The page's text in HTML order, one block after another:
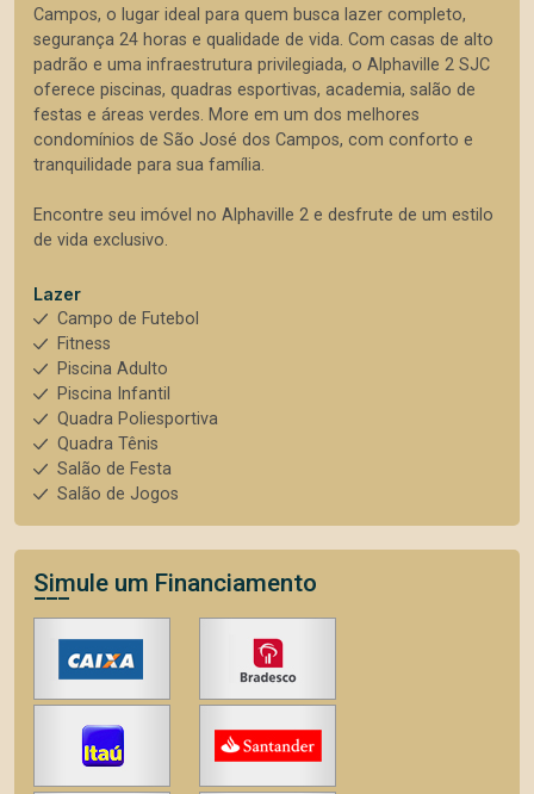
Campos, o lugar ideal para quem busca lazer completo,
segurança 24 horas e qualidade de vida. Com casas de alto
padrão e uma infraestrutura privilegiada, o Alphaville 2 SJC
oferece piscinas, quadras esportivas, academia, salão de
festas e áreas verdes. More em um dos melhores
condomínios de São José dos Campos, com conforto e
tranquilidade para sua família.
Encontre seu imóvel no Alphaville 2 e desfrute de um estilo
de vida exclusivo.
Lazer
Campo de Futebol
Fitness
Piscina Adulto
Piscina Infantil
Quadra Poliesportiva
Quadra Tênis
Salão de Festa
Salão de Jogos
Simule um Financiamento